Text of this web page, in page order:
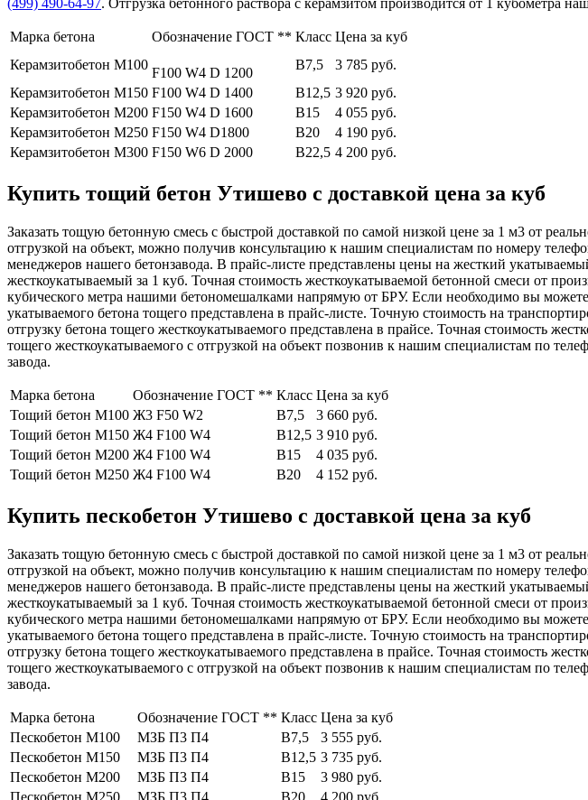
(499) 490-64-97. Отгрузка бетонного раствора с керамзитом производится от 1 кубометра
Марка бетона Обозначение ГОСТ ** Класс Цена за куб
Керамзитобетон М100
F100 W4 D 1200
В7,5
3 785 руб.
Керамзитобетон М150 F100 W4 D 1400 В12,5 3 920 руб.
Керамзитобетон М200 F150 W4 D 1600 В15
4 055 руб.
Керамзитобетон М250 F150 W4 D1800 В20
4 190 руб.
Керамзитобетон М300 F150 W6 D 2000 В22,5 4 200 руб.
Купить тощий бетон Утишево с доставкой цена за куб
Заказать тощую бетонную смесь с быстрой доставкой по самой низкой цене за 1 м3 от
отгрузкой на объект, можно получив консультацию к нашим специалистам по номеру
менеджеров нашего бетонзавода. В прайс-листе представлены цены на жесткий
жесткоукатываемый за 1 куб. Точная стоимость жесткоукатываемой бетонной смеси от
кубического метра нашими бетономешалками напрямую от БРУ. Если необходимо вы
укатываемого бетона тощего представлена в прайс-листе. Точную стоимость на
отгрузку бетона тощего жесткоукатываемого представлена в прайсе. Точная стоимость
тощего жесткоукатываемого с отгрузкой на объект позвонив к нашим специалистам по
завода.
Марка бетона Обозначение ГОСТ ** Класс Цена за куб
Тощий бетон М100 Ж3 F50 W2 В7,5
3 660 руб.
Тощий бетон М150 Ж4 F100 W4 В12,5 3 910 руб.
Тощий бетон М200 Ж4 F100 W4 В15
4 035 руб.
Тощий бетон М250 Ж4 F100 W4 В20 4 152 руб.
Купить пескобетон Утишево с доставкой цена за куб
Заказать тощую бетонную смесь с быстрой доставкой по самой низкой цене за 1 м3 от
отгрузкой на объект, можно получив консультацию к нашим специалистам по номеру
менеджеров нашего бетонзавода. В прайс-листе представлены цены на жесткий
жесткоукатываемый за 1 куб. Точная стоимость жесткоукатываемой бетонной смеси от
кубического метра нашими бетономешалками напрямую от БРУ. Если необходимо вы
укатываемого бетона тощего представлена в прайс-листе. Точную стоимость на
отгрузку бетона тощего жесткоукатываемого представлена в прайсе. Точная стоимость
тощего жесткоукатываемого с отгрузкой на объект позвонив к нашим специалистам по
завода.
Марка бетона Обозначение ГОСТ ** Класс Цена за куб
Пескобетон М100
МЗБ П3 П4 В7,5
3 555 руб.
Пескобетон М150
МЗБ П3 П4 В12,5 3 735 руб.
Пескобетон М200
МЗБ П3 П4 В15
3 980 руб.
Пескобетон М250
МЗБ П3 П4 В20 4 200 руб.